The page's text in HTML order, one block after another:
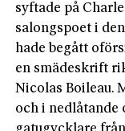
syftade på
salongspoet i
hade begått
en smädeskrift
Nicolas Boileau.
och i nedlåtande